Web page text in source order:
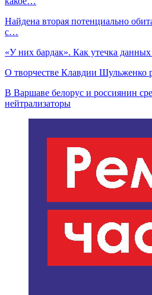
Найдена вторая потенциально
с…
«У них бардак». Как утечка
О творчестве Клавдии Шульженко
В Варшаве белорус и россиянин
нейтрализаторы